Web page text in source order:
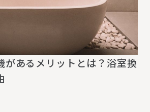
があるメリットとは？浴室換